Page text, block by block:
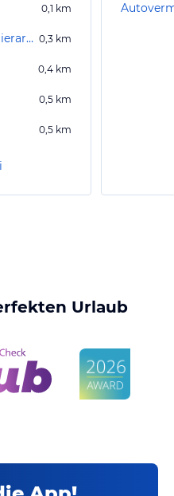
0,1 km
Kloster der Heiligen drei Hierarchen Iasi 0,3 km
0,4 km
0,5 km
0,5 km
Urlaub